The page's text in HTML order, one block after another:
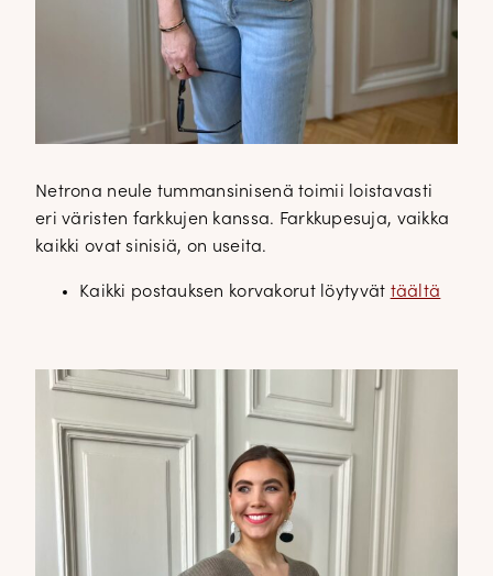
Netrona neule tummansinisenä toimii loistavasti
eri väristen farkkujen kanssa. Farkkupesuja, vaikka
kaikki ovat sinisiä, on useita.
Kaikki postauksen korvakorut löytyvät täältä